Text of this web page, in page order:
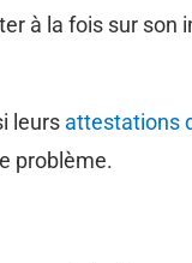
à la fois sur son
leurs attestations
problème.